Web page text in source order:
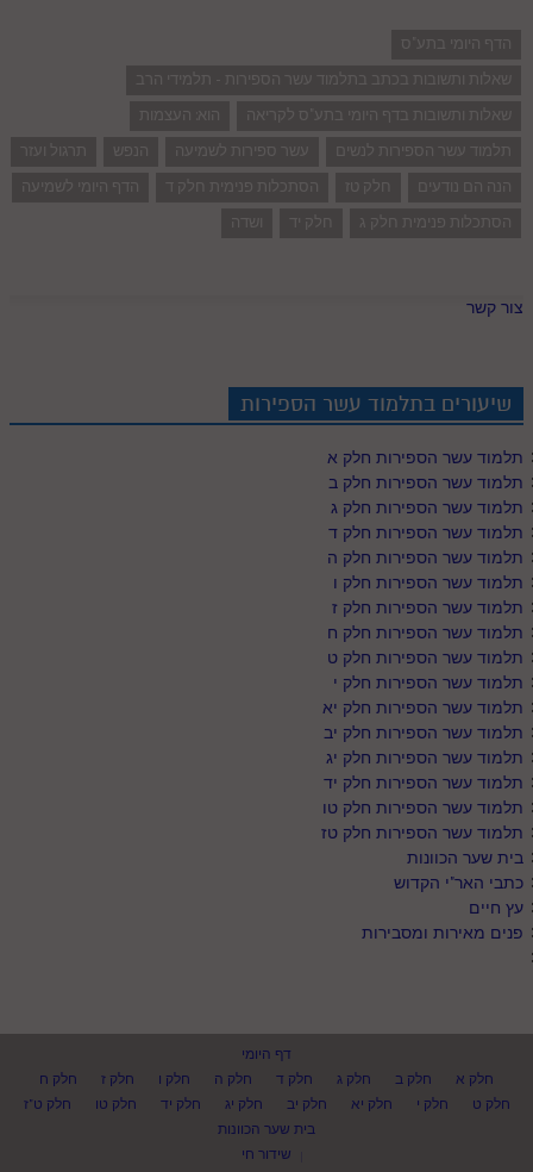
הדף היומי בתע"ס
שאלות ותשובות בכתב בתלמוד עשר הספירות - תלמידי הרב
שאלות ותשובות בדף היומי בתע"ס לקריאה
הוא: העצמות
תלמוד עשר הספירות לנשים
עשר ספירות לשמיעה הנפש
תרגול ועזר
הנה הם נודעים
חלק טז הסתכלות פנימית חלק ד
הדף היומי לשמיעה
הסתכלות פנימית חלק ג
חלק יד ושדה
צור קשר
שיעורים בתלמוד עשר הספירות
תלמוד עשר הספירות חלק א
תלמוד עשר הספירות חלק ב
תלמוד עשר הספירות חלק ג
תלמוד עשר הספירות חלק ד
תלמוד עשר הספירות חלק ה
תלמוד עשר הספירות חלק ו
תלמוד עשר הספירות חלק ז
תלמוד עשר הספירות חלק ח
תלמוד עשר הספירות חלק ט
תלמוד עשר הספירות חלק י
תלמוד עשר הספירות חלק יא
תלמוד עשר הספירות חלק יב
תלמוד עשר הספירות חלק יג
תלמוד עשר הספירות חלק יד
תלמוד עשר הספירות חלק טו
תלמוד עשר הספירות חלק טז
בית שער הכוונות
כתבי האר"י הקדוש
עץ חיים
פנים מאירות ומסבירות
דף היומי
חלק א
חלק ב חלק ג חלק ד חלק ה חלק ו חלק ז
חלק ח
חלק ט
חלק י חלק יא חלק יב חלק יג חלק יד חלק טו
חלק ט"ז
בית שער הכוונות
שידור חי